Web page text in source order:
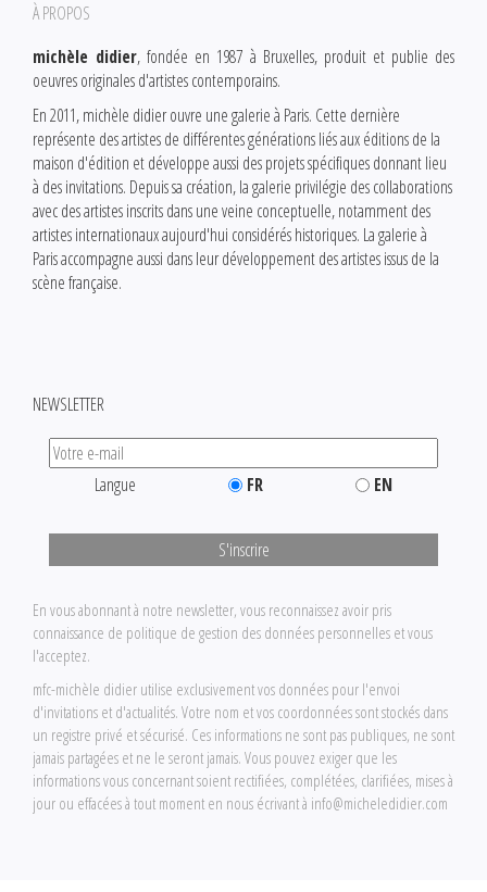
À PROPOS
michèle didier, fondée en 1987 à Bruxelles, produit et publie des
oeuvres originales d'artistes contemporains.
En 2011, michèle didier ouvre une galerie à Paris. Cette dernière
représente des artistes de différentes générations liés aux éditions de la
maison d'édition et développe aussi des projets spécifiques donnant lieu
à des invitations. Depuis sa création, la galerie privilégie des collaborations
avec des artistes inscrits dans une veine conceptuelle, notamment des
artistes internationaux aujourd'hui considérés historiques. La galerie à
Paris accompagne aussi dans leur développement des artistes issus de la
scène française.
NEWSLETTER
Langue FR EN
S'inscrire
En vous abonnant à notre newsletter, vous reconnaissez avoir pris
connaissance de politique de gestion des données personnelles et vous
l'acceptez.
mfc-michèle didier utilise exclusivement vos données pour l'envoi
d'invitations et d'actualités. Votre nom et vos coordonnées sont stockés dans
un registre privé et sécurisé. Ces informations ne sont pas publiques, ne sont
jamais partagées et ne le seront jamais. Vous pouvez exiger que les
informations vous concernant soient rectifiées, complétées, clarifiées, mises à
jour ou effacées à tout moment en nous écrivant à info@micheledidier.com